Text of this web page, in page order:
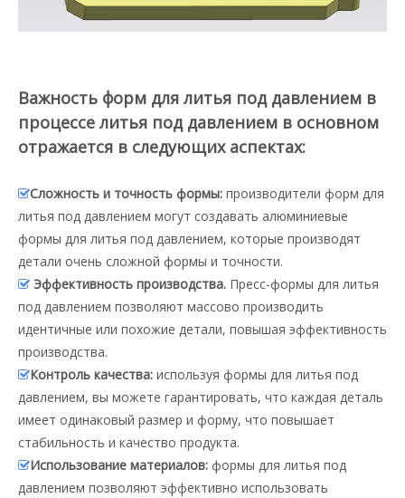
Важность форм для литья под давлением в
процессе литья под давлением в основном
отражается в следующих аспектах:
Сложность и точность формы: производители форм для
литья под давлением могут создавать алюминиевые
формы для литья под давлением, которые производят
детали очень сложной формы и точности.
 Эффективность производства. Пресс-формы для литья
под давлением позволяют массово производить
идентичные или похожие детали, повышая эффективность
производства.
Контроль качества: используя формы для литья под
давлением, вы можете гарантировать, что каждая деталь
имеет одинаковый размер и форму, что повышает
стабильность и качество продукта.
Использование материалов: формы для литья под
давлением позволяют эффективно использовать